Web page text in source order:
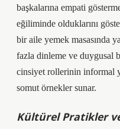
başkalarına empati
eğiliminde olduklarını
bir aile yemek masasında
fazla dinleme ve duygusal
cinsiyet rollerinin informal
somut örnekler sunar.
Kültürel Pratikler